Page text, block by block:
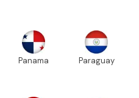
Panama Paraguay